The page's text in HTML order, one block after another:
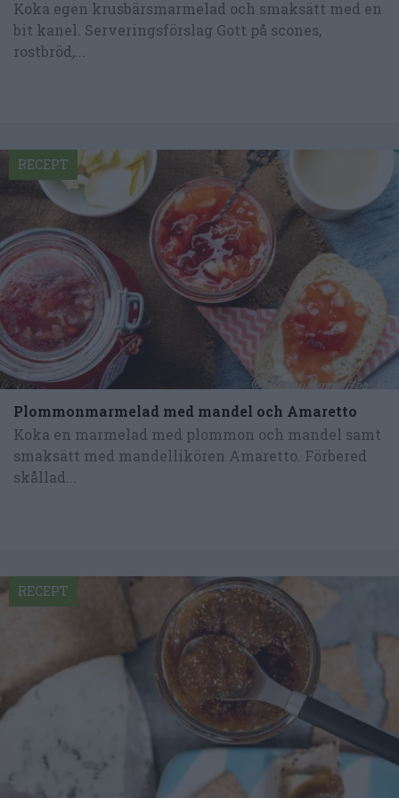
Koka egen krusbärsmarmelad och smaksätt med en
bit kanel. Serveringsförslag Gott på scones,
rostbröd,...
Plommonmarmelad med mandel och Amaretto
Koka en marmelad med plommon och mandel samt
smaksätt med mandellikören Amaretto. Förbered
skållad...
RECEPT
RECEPT